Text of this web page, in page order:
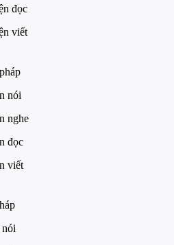
đọc
viết
nói
nghe
đọc
viết